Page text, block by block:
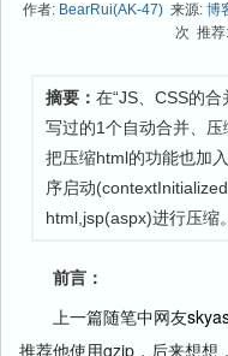
作者: BearRui(AK-47)来源: 博
次 推
摘要： 在“JS、CSS的
写过的1个自动合并、
把压缩html的功能也加
序启动
html,jsp(aspx)进行压缩。
前言：
上一篇随笔中网友
推荐他使用gzip，后来想想